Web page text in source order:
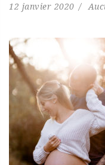
12 janvier 2020